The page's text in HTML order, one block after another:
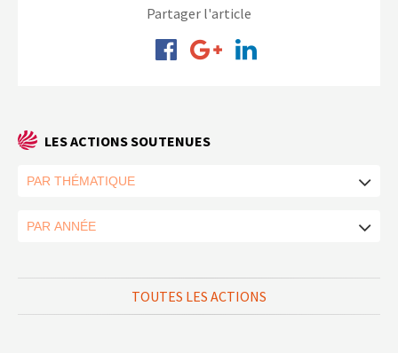
Partager l'article
LES ACTIONS SOUTENUES
TOUTES LES ACTIONS